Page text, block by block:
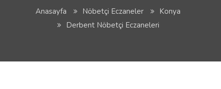
Anasayfa Nöbetçi Eczaneler
Konya
Derbent Nöbetçi Eczaneleri